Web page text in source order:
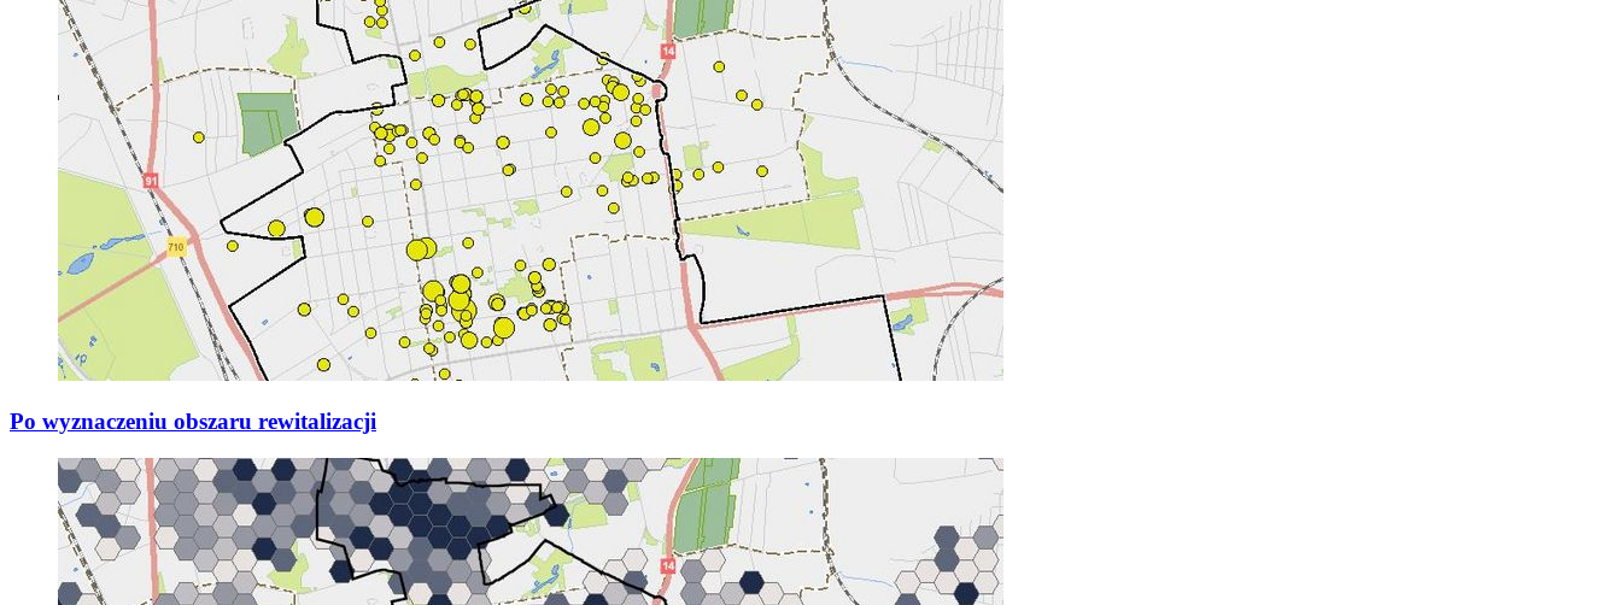
Po wyznaczeniu obszaru rewitalizacji